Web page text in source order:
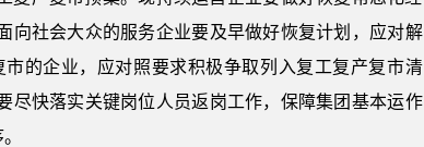
向社会大众的服务企业要及早做好恢复计划，应对解
的企业，应对照要求积极争取列入复工复产复市清
尽快落实关键岗位人员返岗工作，保障集团基本运作